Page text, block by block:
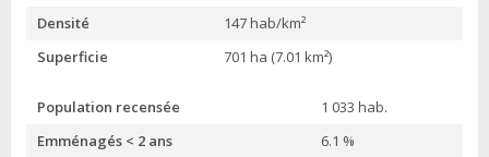
Densité
147 hab/km²
Superficie
701 ha (7.01 km²)
Population recensée
1 033 hab.
Emménagés < 2 ans
6.1 %